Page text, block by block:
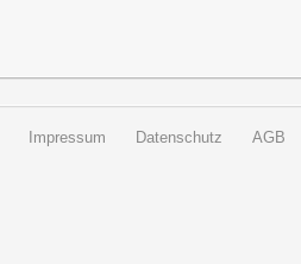
Impressum Datenschutz AGB